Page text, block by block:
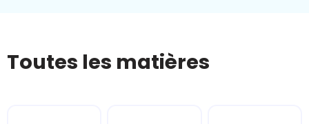
Toutes les matières